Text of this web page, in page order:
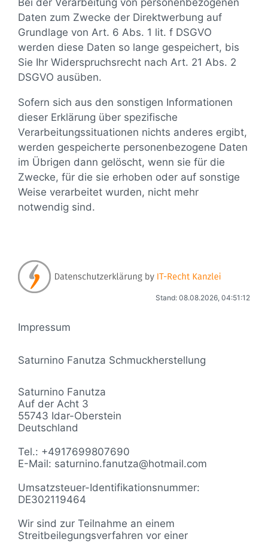
Daten zum Zwecke der Direktwerbung auf
Grundlage von Art. 6 Abs. 1 lit. f DSGVO
werden diese Daten so lange gespeichert, bis
Sie Ihr Widerspruchsrecht nach Art. 21 Abs. 2
DSGVO ausüben.
Sofern sich aus den sonstigen Informationen
dieser Erklärung über spezifische
Verarbeitungssituationen nichts anderes ergibt,
werden gespeicherte personenbezogene Daten
im Übrigen dann gelöscht, wenn sie für die
Zwecke, für die sie erhoben oder auf sonstige
Weise verarbeitet wurden, nicht mehr
notwendig sind.
Stand: 08.08.2026, 04:51:12
Impressum
Saturnino Fanutza Schmuckherstellung
Saturnino Fanutza
Auf der Acht 3
55743 Idar-Oberstein
Deutschland
Tel.: +4917699807690
E-Mail: saturnino.fanutza@hotmail.com
Umsatzsteuer-Identifikationsnummer:
DE302119464
Wir sind zur Teilnahme an einem
Streitbeilegungsverfahren vor einer